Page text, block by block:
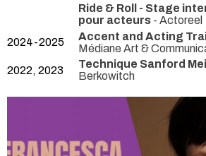
Ride & Roll - Stage
pour acteurs - Actoreel
2024-2025
Accent and Acting
Médiane Art &
2022, 2023
Technique Sanford
Berkowitch